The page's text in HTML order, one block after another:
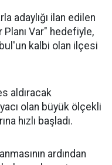
adaylığı ilan edilen
Var" hedefiyle,
kalbi olan ilçesi
aldıracak
olan büyük ölçekli
hızlı başladı.
ardından